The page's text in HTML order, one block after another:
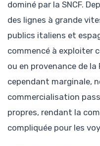
dominé par la SNCF.
des lignes à grande
publics italiens et
commencé à exploiter
ou en provenance de
cependant marginale,
commercialisation
propres, rendant la
compliquée pour les